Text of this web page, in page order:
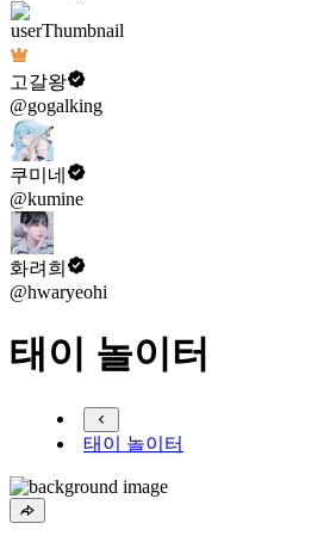
고갈왕
@gogalking
쿠미네
@kumine
화려희
@hwaryeohi
태이 놀이터
태이 놀이터